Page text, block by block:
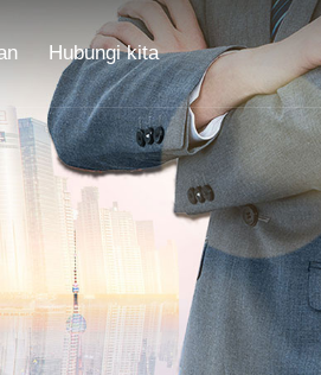
Hubungi kita